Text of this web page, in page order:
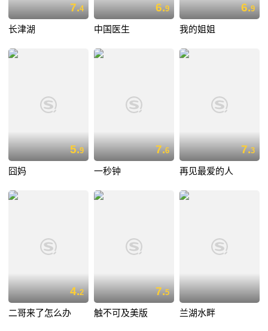
7.4
长津湖
6.9
中国医生
6.9
我的姐姐
5.9
囧妈
7.6
一秒钟
7.3
再见最爱的人
4.2
二哥来了怎么办
7.5
触不可及美版 兰湖水畔